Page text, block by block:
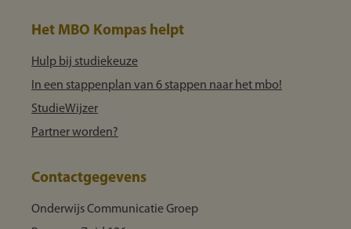
Het MBO Kompas helpt
Hulp bij studiekeuze
In een stappenplan van 6 stappen naar het mbo!
StudieWijzer
Partner worden?
Contactgegevens
Onderwijs Communicatie Groep